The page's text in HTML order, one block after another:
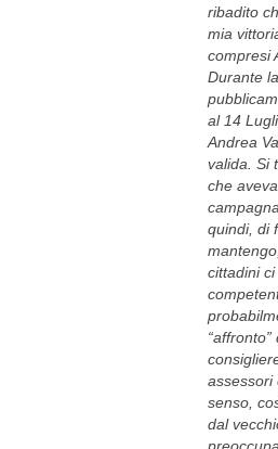
ribadito
mia
compresi
Durante
al 14
Andrea
valida. Si
che
quindi, di
cittadini
assessori
senso,
dal